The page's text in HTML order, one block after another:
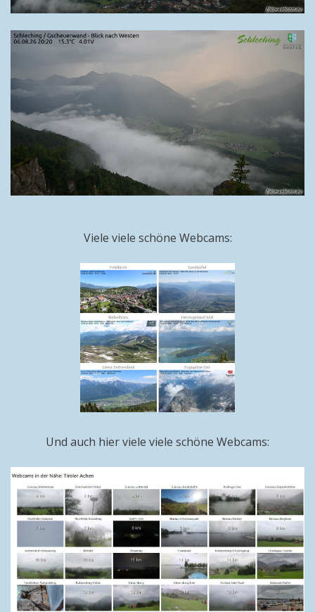
Viele viele schöne Webcams:
Und auch hier viele viele schöne Webcams: